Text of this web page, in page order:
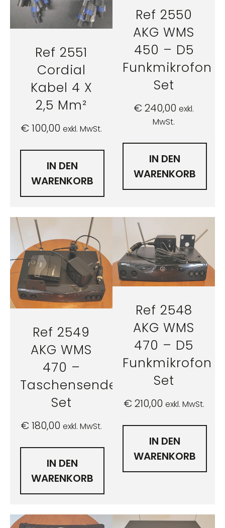
Ref 2551
Cordial
Kabel 4 X
2,5 Mm²
€100,00 exkl. MwSt.
IN DEN
WARENKORB
Ref 2550
AKG WMS
450 – D5
Funkmikrofon
Set
€240,00 exkl.
MwSt.
IN DEN
WARENKORB
Ref 2549
AKG WMS
470 –
Taschensender
Set
€180,00 exkl. MwSt.
IN DEN
WARENKORB
Ref 2548
AKG WMS
470 – D5
Funkmikrofon
Set
€210,00 exkl. MwSt.
IN DEN
WARENKORB